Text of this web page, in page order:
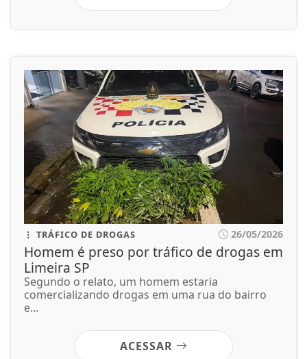
TRÁFICO DE DROGAS 26/05/2026
Homem é preso por tráfico de drogas em
Limeira SP
Segundo o relato, um homem estaria
comercializando drogas em uma rua do bairro
e...
ACESSAR